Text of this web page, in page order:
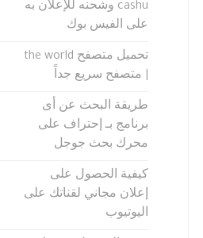
cashu وشحنه للإعلان به
على الفيس بوك
تحميل متصفح the world
| متصفح سريع جداً
طريقة البحث عن أى
برنامج بـ إحتراف على
محرك بحث جوجل
كيفية الحصول على
إعلان مجاني لقناتك على
اليوتيوب